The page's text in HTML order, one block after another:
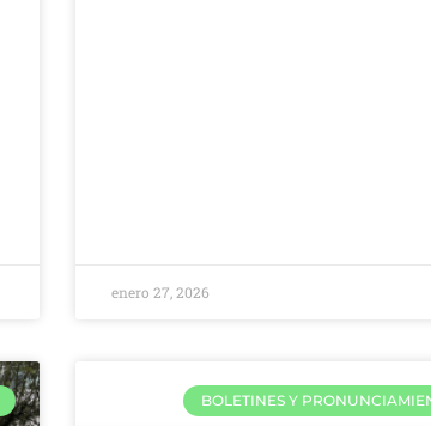
enero 27, 2026
BOLETINES Y